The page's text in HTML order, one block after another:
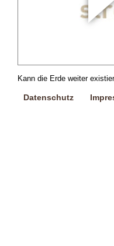
Kann die Erde weiter
Datenschutz